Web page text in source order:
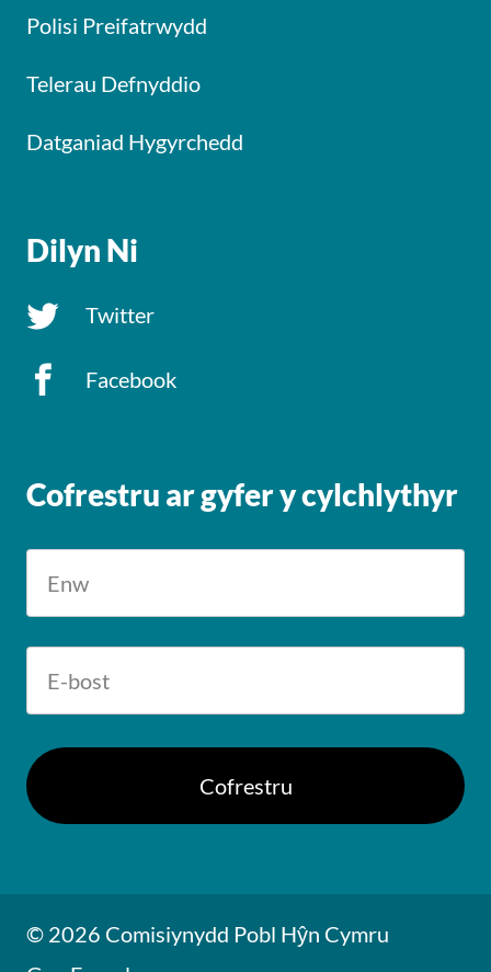
Polisi Preifatrwydd
Telerau Defnyddio
Datganiad Hygyrchedd
Dilyn Ni
Twitter
Facebook
Cofrestru ar gyfer y cylchlythyr
© 2026 Comisiynydd Pobl Hŷn Cymru